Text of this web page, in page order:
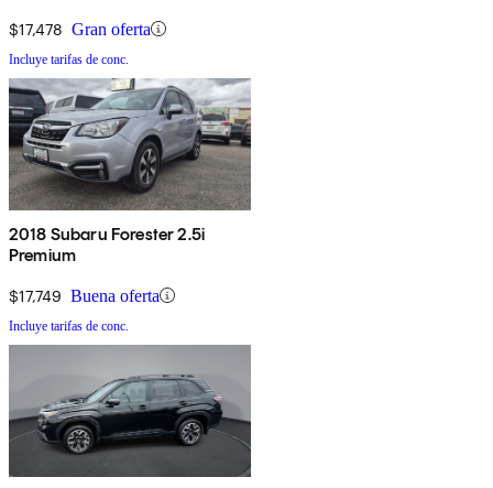
$17,478 Gran oferta
Incluye tarifas de conc.
2018 Subaru Forester 2.5i
Premium
$17,749 Buena oferta
Incluye tarifas de conc.